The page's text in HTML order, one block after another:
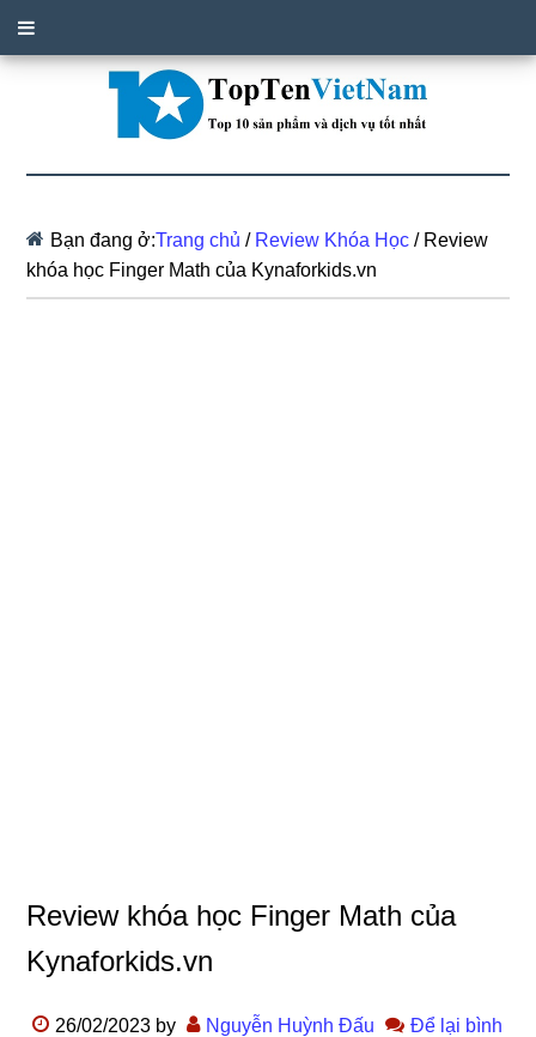
Bạn đang ở:Trang chủ / Review Khóa Học /Review
khóa học Finger Math của Kynaforkids.vn
Review khóa học Finger Math của
Kynaforkids.vn
26/02/2023 by Nguyễn Huỳnh Đấu
Để lại bình